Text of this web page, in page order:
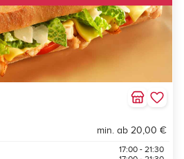
min. ab 20,00 €
17:00 - 21:30